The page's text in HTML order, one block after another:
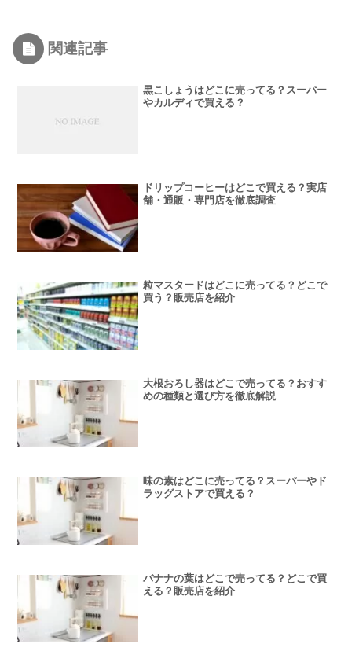
関連記事
黒こしょうはどこに売ってる？スーパー
やカルディで買える？
ドリップコーヒーはどこで買える？実店
舗・通販・専門店を徹底調査
粒マスタードはどこに売ってる？どこで
買う？販売店を紹介
大根おろし器はどこで売ってる？おすす
めの種類と選び方を徹底解説
味の素はどこに売ってる？スーパーやド
ラッグストアで買える？
バナナの葉はどこで売ってる？どこで買
える？販売店を紹介